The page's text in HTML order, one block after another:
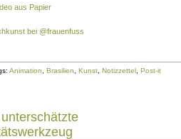
aus Papier
bei @frauenfuss
Animation Brasilien Kunst Notizzettel Post-it